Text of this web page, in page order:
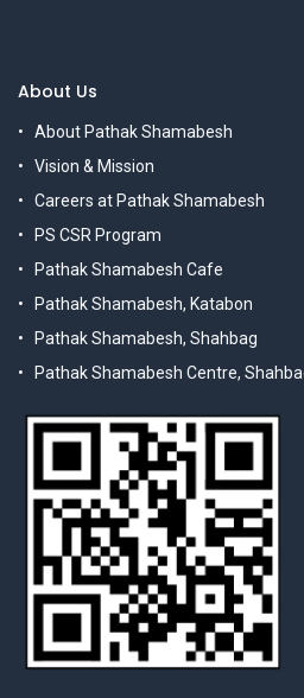
About Us
About Pathak Shamabesh
Vision & Mission
Careers at Pathak Shamabesh
PS CSR Program
Pathak Shamabesh Cafe
Pathak Shamabesh, Katabon
Pathak Shamabesh, Shahbag
Pathak Shamabesh Centre,